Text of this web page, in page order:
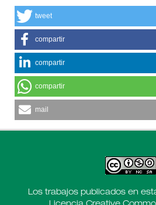
tweet
compartir
compartir
compartir
mail
Los trabajos publicados en